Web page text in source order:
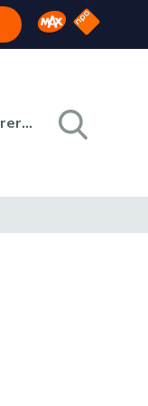
Omroep MAX
NPO
Registreren